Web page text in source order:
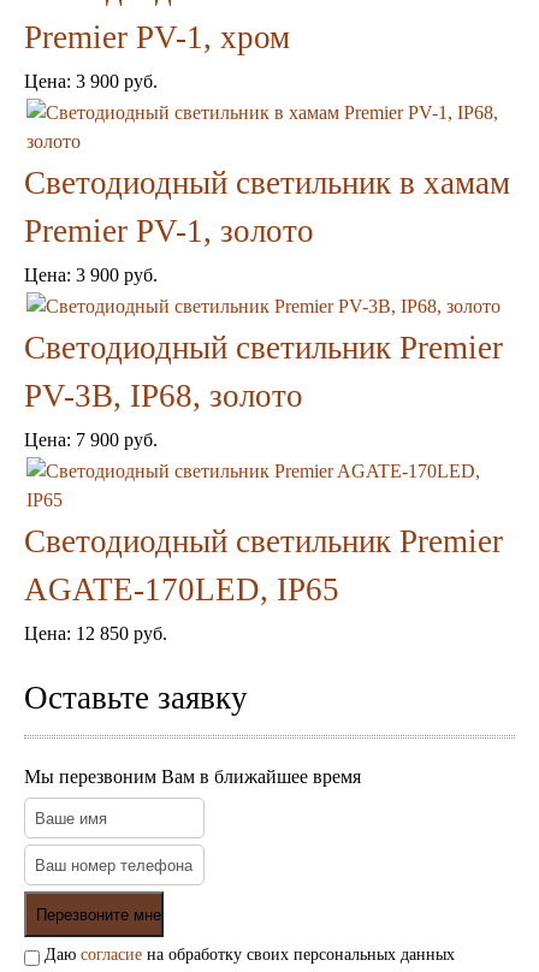
Пледы и покрывала
Подушки
Салфетницы
Свечи и подсвечники
Сундуки
Хлопковые
Шерстяные
Тажины
Чайники и кофейники
Наборы чайные и кофейные
Подносы
фруктовницы
Premier PV-1, хром
Цена: 3 900 руб.
Светодиодный cветильник в хамам
Premier PV-1, золото
Цена: 3 900 руб.
Светодиодный светильник Premier
PV-3B, IP68, золото
Цена: 7 900 руб.
Светодиодный светильник Premier
AGATE-170LED, IP65
Цена: 12 850 руб.
Оставьте заявку
Мы перезвоним Вам в ближайшее время
Даю согласие на обработку своих персональных данных